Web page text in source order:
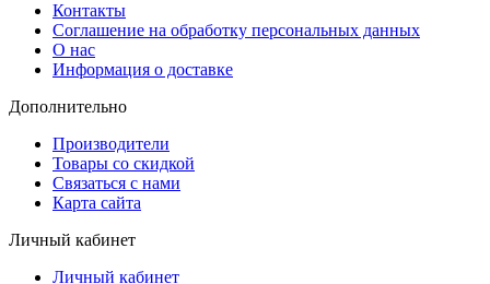
Контакты
Соглашение на обработку персональных данных
О нас
Информация о доставке
Дополнительно
Производители
Товары со скидкой
Связаться с нами
Карта сайта
Личный кабинет
Личный кабинет